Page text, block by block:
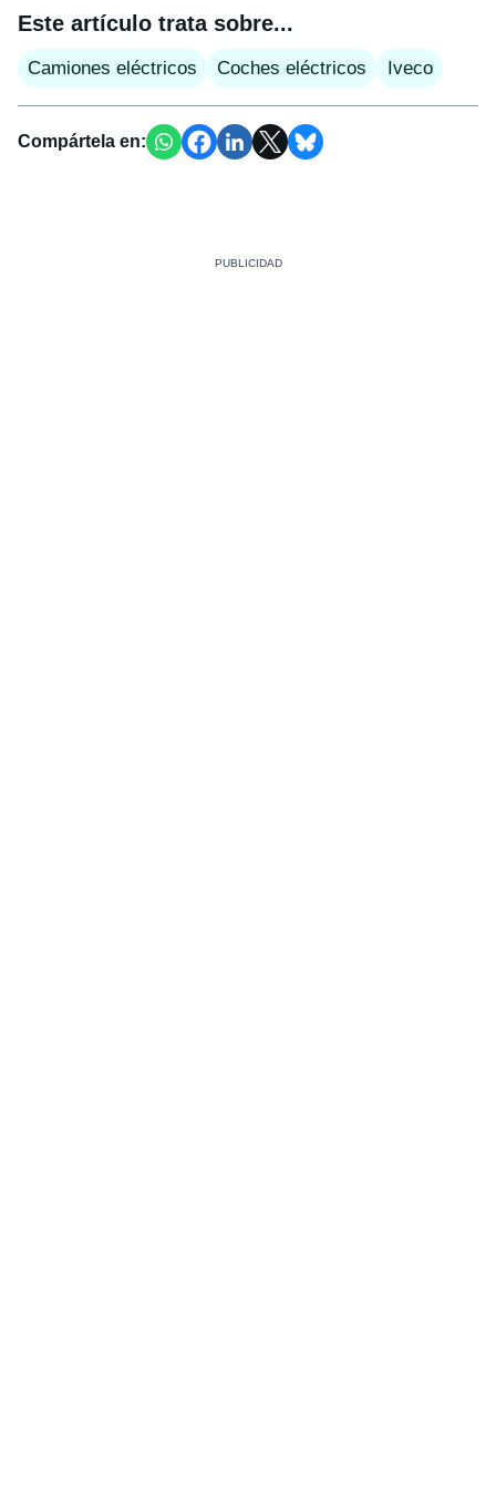
Este artículo trata sobre...
Camiones eléctricos Coches eléctricos Iveco
Compártela en: